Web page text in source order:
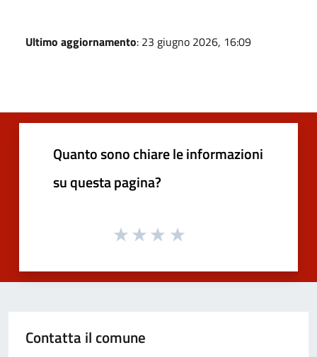
Ultimo aggiornamento: 23 giugno 2026, 16:09
Quanto sono chiare le informazioni
su questa pagina?
Contatta il comune